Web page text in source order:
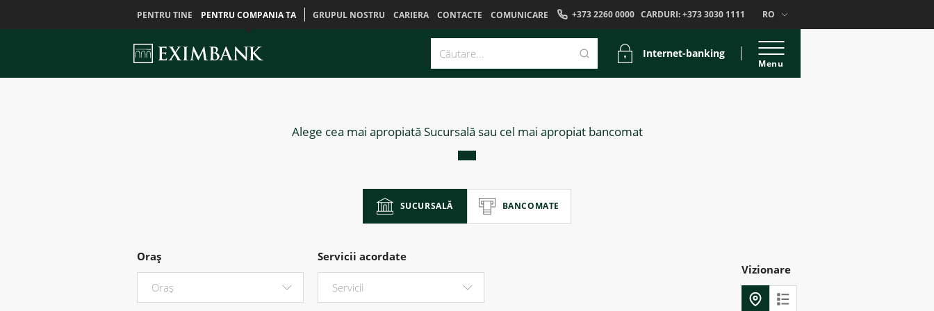
PENTRU TINE PENTRU COMPANIA TA GRUPUL NOSTRU CARIERA CONTACTE COMUNICARE +373 2260 0000 CARDURI:+373 3030 1111 RO
Internet-banking
Menu
Alege cea mai apropiată Sucursală sau cel mai apropiat bancomat
SUCURSALĂ BANCOMATE
Oraș
Servicii acordate
Vizionare